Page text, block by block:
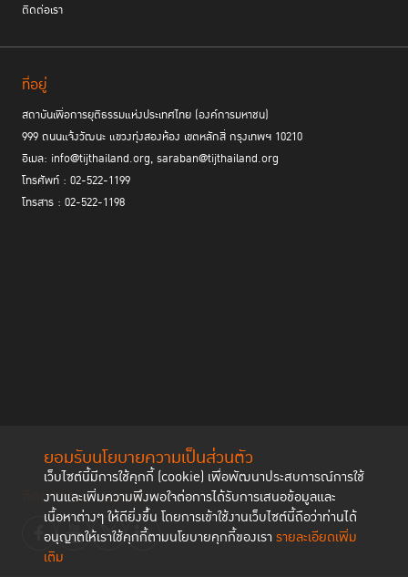
ยอมรับนโยบายความเป็นส่วนตัว
เว็บไซต์นี้มีการใช้คุกกี้ (cookie) เพื่อพัฒนาประสบการณ์การใช้
งานและเพิ่มความพึงพอใจต่อการได้รับการเสนอข้อมูลและ
เนื้อหาต่างๆ ให้ดียิ่งขึ้น โดยการเข้าใช้งานเว็บไซต์นี้ถือว่าท่านได้
อนุญาตให้เราใช้คุกกี้ตามนโยบายคุกกี้ของเรา รายละเอียดเพิ่ม
เติม
ติดต่อเรา
ที่อยู่
สถาบันเพื่อการยุติธรรมแห่งประเทศไทย (องค์การมหาชน)
999 ถนนแจ้งวัฒนะ แขวงทุ่งสองห้อง เขตหลักสี่ กรุงเทพฯ 10210
อีเมล: info@tijthailand.org, saraban@tijthailand.org
โทรศัพท์ : 02-522-1199
โทรสาร : 02-522-1198
ติดตามช่องทาง social